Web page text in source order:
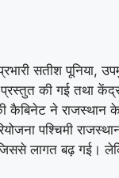
सतीश पूनिया,
की गई तथा
ने राजस्थान
पश्चिमी
लागत बढ़ गई।